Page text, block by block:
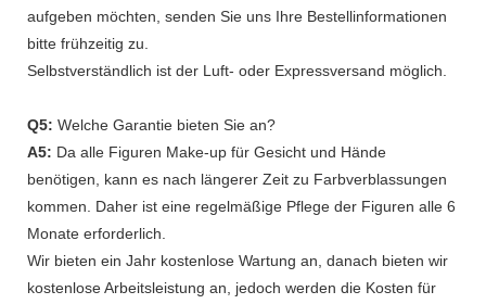
aufgeben möchten, senden Sie uns Ihre Bestellinformationen
bitte frühzeitig zu.
Selbstverständlich ist der Luft- oder Expressversand möglich.
Q5: Welche Garantie bieten Sie an?
A5: Da alle Figuren Make-up für Gesicht und Hände
benötigen, kann es nach längerer Zeit zu Farbverblassungen
kommen. Daher ist eine regelmäßige Pflege der Figuren alle 6
Monate erforderlich.
Wir bieten ein Jahr kostenlose Wartung an, danach bieten wir
kostenlose Arbeitsleistung an, jedoch werden die Kosten für